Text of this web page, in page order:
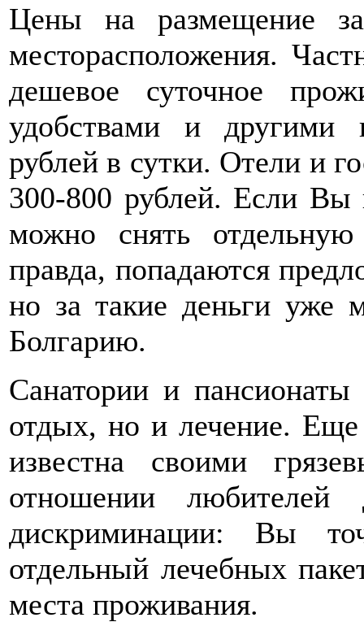
Цены на размещение
месторасположения.
дешевое суточное
удобствами и другими
рублей в сутки. Отели и
300-800 рублей. Если Вы
можно снять
правда, попадаются
но за такие деньги уже
Болгарию.
Санатории и
отдых, но и лечение.
известна своими
отношении любителей
дискриминации: Вы
отдельный лечебных
места проживания.